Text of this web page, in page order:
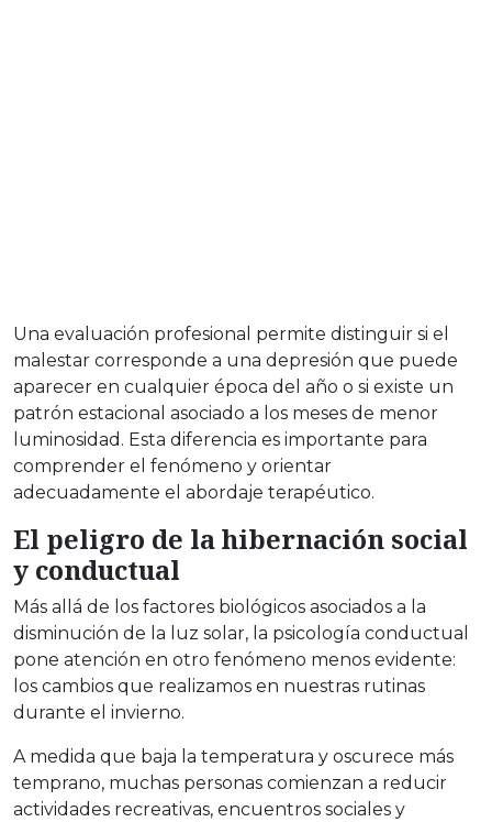
Una evaluación profesional permite distinguir si el
malestar corresponde a una depresión que puede
aparecer en cualquier época del año o si existe un
patrón estacional asociado a los meses de menor
luminosidad. Esta diferencia es importante para
comprender el fenómeno y orientar
adecuadamente el abordaje terapéutico.
El peligro de la hibernación social
y conductual
Más allá de los factores biológicos asociados a la
disminución de la luz solar, la psicología conductual
pone atención en otro fenómeno menos evidente:
los cambios que realizamos en nuestras rutinas
durante el invierno.
A medida que baja la temperatura y oscurece más
temprano, muchas personas comienzan a reducir
actividades recreativas, encuentros sociales y